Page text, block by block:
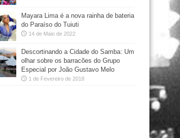
Mayara Lima é a nova rainha de bateria
do Paraíso do Tuiuti
14 de Maio de 2022
Descortinando a Cidade do Samba: Um
olhar sobre os barracões do Grupo
Especial por João Gustavo Melo
1 de Fevereiro de 2018